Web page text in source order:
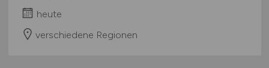
heute
verschiedene Regionen